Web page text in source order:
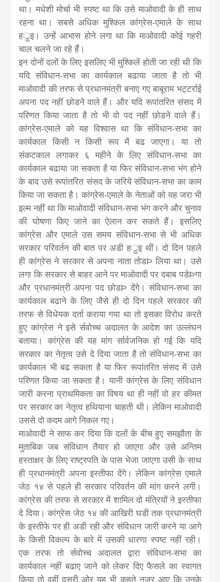
था। मधेशी मोर्चा भी स्पष्ट था कि उसे माओवादी के ही साथ
रहना था। सबसे अधिक मुश्किल कांग्रेस-एमाले के साथ
हर्ुइ। उन्हें आभास होने लगा था कि माओवादी कोई गहरी
चाल चलने जा रहे हैं।
इन दोनों दलों के लिए इसलिए भी मुश्किलें होती जा रही थी कि
यदि संविधान-सभा का कार्यकाल बढाया जाता है तो भी
माओवादी की तरफ से प्रधानमंत्री बनाए गए बाबूराम भट्टर्राई
अपना पद नहीं छोडने वाले हैं। और यदि रूपांतरित संसद में
परिणत किया जाता है तो भी वो पद नहीं छोडने वाले हैं।
कांग्रेस-एमाले को यह विश्वास था कि संविधान-सभा का
कार्यकाल किसी न किसी रूप में बढ जाएगा। या तो
संकटकाल लगाकर ६ महीने के लिए संविधान-सभा का
कार्यकाल बढाया जा सकता है या फिर संविधान-सभा भंग होने
के बाद उसे रूपांतरित संसद के जरिये संविधान-सभा का काम
किया जा सकता है। कांग्रेस-एमाले के नेताओं को यह जरा भी
इल्म नहीं था कि माओवादी संविधान-सभा भंग करने और चुनाव
की घोषणा किए जाने का ऐलान कर सकते हैं। इसलिए
कांग्रेस और एमाले उस समय संविधान-सभा से भी अधिक
सरकार परिवर्तन की बात पर अडी हर्ुइ थीं। दो दिन पहले
ही कांग्रेस ने सरकार से अपना नाता तोडÞ लिया था। उसे
लगा कि सरकार से बाहर आने पर माओवादी पर दबाब पडेÞगा
और प्रधानमंत्री अपना पद छोडÞ देंगे। संविधान-सभा का
कार्यकाल बढाने के लिए जैसे ही दो दिन पहले सरकार की
तरफ से विधेयक दर्ता कराया गया था तो इसका विरोध करते
हुए कांग्रेस ने इसे र्सवाेच्च अदालत के आदेश का उल्लंघन
बताया। कांग्रेस की यह मांग र्सार्वजनिक हो गई कि यदि
सरकार का नेतृत्व उसे दे दिया जाता है तो संविधान-सभा का
कार्यकाल भी बढ सकता है या फिर रूपांतरित संसद में उसे
परिणत किया जा सकता है। यानी कांग्रेस के लिए संविधान
जारी करना प्राथमिकता का विषय था ही नहीं वो हर कीमत
पर सरकार का नेतृत्व हथियाना चाहती थी। लेकिन माओवादी
उससे दो कदम आगे निकल गए।
माओवादी ने साफ कर दिया कि दलों के बीच हुए समझौता के
मुताबिक जब संविधान तैयार हो जाएगा और उसे अन्तिम
हस्ताक्षर के लिए राष्ट्रपति के पास भेजा जाएगा उसी के साथ
ही प्रधानमंत्री अपना इस्तीफा देंगे। लेकिन कांग्रेस एमाले
जेठ १४ से पहले ही सरकार परिवर्तन की मांग करने लगी।
कांग्रेस की तरफ से सरकार में शामिल दो मंत्रियों ने इस्तीफा
दे दिया। कांग्रेस जेठ १४ की आखिरी घडी तक प्रधानमंत्री
के इस्तीफे पर ही अडी रही और संविधान जारी करने या आगे
के किसी विकल्प के बारे में उसकी धारणा स्पष्ट नहीं रही।
एक तरफ तो र्सवाेच्च अदालत द्वारा संविधान-सभा का
कार्यकाल नहीं बढाए जाने को लेकर दिए फैसले का स्वागत
किया तो वहीं दूसरी ओर यह भी कहते नजर आए कि उनके